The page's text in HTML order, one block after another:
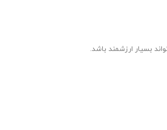
بسیار ارزشمند باشد.